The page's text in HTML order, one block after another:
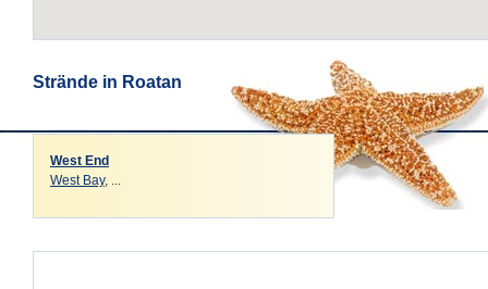
Strände in Roatan
West End
West Bay, ...